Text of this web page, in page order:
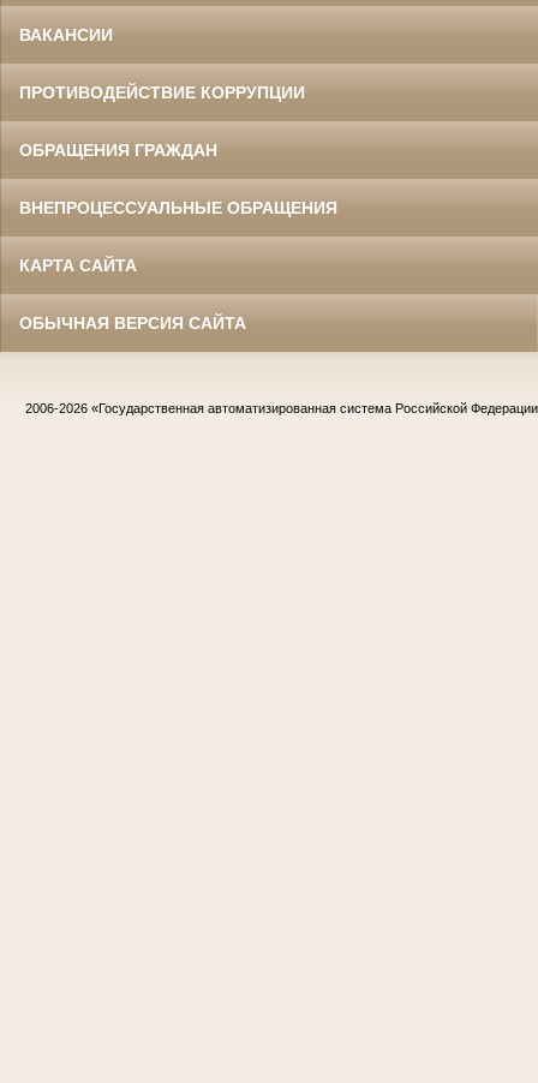
ВАКАНСИИ
ПРОТИВОДЕЙСТВИЕ КОРРУПЦИИ
ОБРАЩЕНИЯ ГРАЖДАН
ВНЕПРОЦЕССУАЛЬНЫЕ ОБРАЩЕНИЯ
КАРТА САЙТА
ОБЫЧНАЯ ВЕРСИЯ САЙТА
2006-2026 «Государственная автоматизированная система Российской